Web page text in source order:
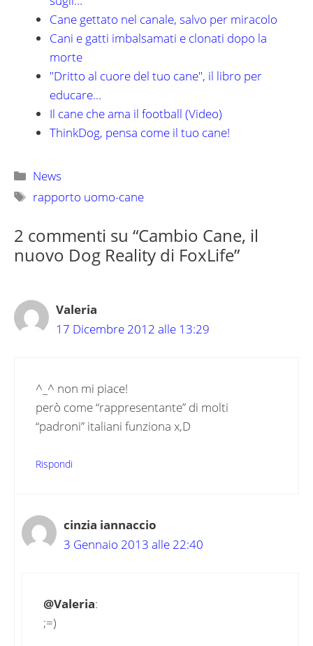
Cane gettato nel canale, salvo per miracolo
Cani e gatti imbalsamati e clonati dopo la
morte
"Dritto al cuore del tuo cane", il libro per
educare…
Il cane che ama il football (Video)
ThinkDog, pensa come il tuo cane!
Categorie
News
Tag
rapporto uomo-cane
2 commenti su “Cambio Cane, il
nuovo Dog Reality di FoxLife”
Valeria
17 Dicembre 2012 alle 13:29
^_^ non mi piace!
però come “rappresentante” di molti
“padroni” italiani funziona x,D
Rispondi
cinzia iannaccio
3 Gennaio 2013 alle 22:40
@Valeria:
;=)